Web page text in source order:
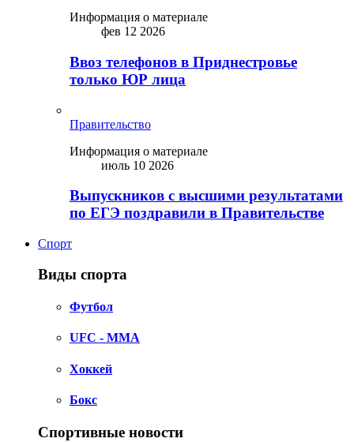
Информация о материале
фев 12 2026
Ввоз телефонов в Приднестровье
только ЮР лица
Правительство
Информация о материале
июль 10 2026
Выпускников с высшими результатами
по ЕГЭ поздравили в Правительстве
Спорт
Виды спорта
Футбол
UFC - MMA
Хоккей
Бокс
Спортивные новости